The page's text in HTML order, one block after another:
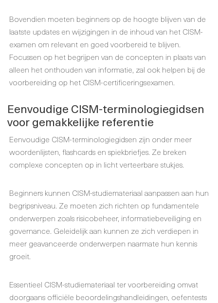
Bovendien moeten beginners op de hoogte blijven van de
laatste updates en wijzigingen in de inhoud van het CISM-
examen om relevant en goed voorbereid te blijven.
Focussen op het begrijpen van de concepten in plaats van
alleen het onthouden van informatie, zal ook helpen bij de
voorbereiding op het CISM-certificeringsexamen.
Eenvoudige CISM-terminologiegidsen
voor gemakkelijke referentie
Eenvoudige CISM-terminologiegidsen zijn onder meer
woordenlijsten, flashcards en spiekbriefjes. Ze breken
complexe concepten op in licht verteerbare stukjes.
Beginners kunnen CISM-studiemateriaal aanpassen aan hun
begripsniveau. Ze moeten zich richten op fundamentele
onderwerpen zoals risicobeheer, informatiebeveiliging en
governance. Geleidelijk aan kunnen ze zich verdiepen in
meer geavanceerde onderwerpen naarmate hun kennis
groeit.
Essentieel CISM-studiemateriaal ter voorbereiding omvat
doorgaans officiële beoordelingshandleidingen, oefentests